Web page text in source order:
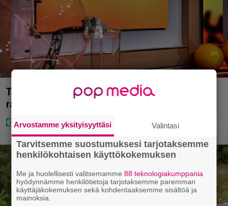
Täällä pelattiin lauantain Loton ja Jokerin isot
rahat – Tokmannilla, ABC:lla, netissä…
Arvostamme yksityisyyttäsi Valintasi
Tarvitsemme suostumuksesi tarjotaksemme
henkilökohtaisen käyttökokemuksen
Me ja huolellisesti valitsemamme88 teknologiakumppania
hyödynnämme henkilötietoja tarjotaksemme paremman
käyttäjäkokemuksen sekä kohdentaaksemme sisältöä ja
mainoksia.